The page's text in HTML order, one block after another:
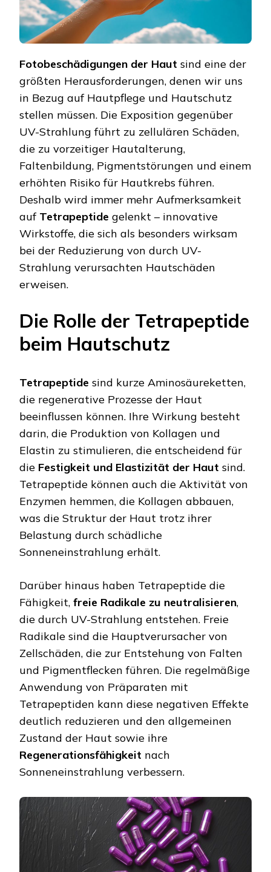
Fotobeschädigungen der Haut sind eine der
größten Herausforderungen, denen wir uns
in Bezug auf Hautpflege und Hautschutz
stellen müssen. Die Exposition gegenüber
UV-Strahlung führt zu zellulären Schäden,
die zu vorzeitiger Hautalterung,
Faltenbildung, Pigmentstörungen und einem
erhöhten Risiko für Hautkrebs führen.
Deshalb wird immer mehr Aufmerksamkeit
auf Tetrapeptide gelenkt – innovative
Wirkstoffe, die sich als besonders wirksam
bei der Reduzierung von durch UV-
Strahlung verursachten Hautschäden
erweisen.
Die Rolle der Tetrapeptide
beim Hautschutz
Tetrapeptide sind kurze Aminosäureketten,
die regenerative Prozesse der Haut
beeinflussen können. Ihre Wirkung besteht
darin, die Produktion von Kollagen und
Elastin zu stimulieren, die entscheidend für
die Festigkeit und Elastizität der Haut sind.
Tetrapeptide können auch die Aktivität von
Enzymen hemmen, die Kollagen abbauen,
was die Struktur der Haut trotz ihrer
Belastung durch schädliche
Sonneneinstrahlung erhält.
Darüber hinaus haben Tetrapeptide die
Fähigkeit, freie Radikale zu neutralisieren,
die durch UV-Strahlung entstehen. Freie
Radikale sind die Hauptverursacher von
Zellschäden, die zur Entstehung von Falten
und Pigmentflecken führen. Die regelmäßige
Anwendung von Präparaten mit
Tetrapeptiden kann diese negativen Effekte
deutlich reduzieren und den allgemeinen
Zustand der Haut sowie ihre
Regenerationsfähigkeit nach
Sonneneinstrahlung verbessern.